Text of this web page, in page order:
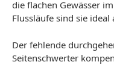
die flachen Gewässer
Flussläufe sind sie ideal
Der fehlende
Seitenschwerter